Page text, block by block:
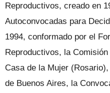
Reproductivos, creado en
Autoconvocadas para
1994, conformado por el
Reproductivos, la
Casa de la Mujer
de Buenos Aires, la